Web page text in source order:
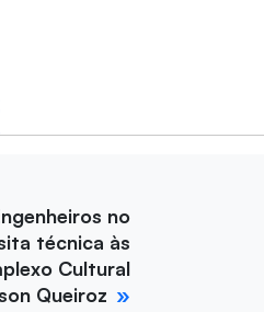
no
técnica às
Cultural
Queiroz